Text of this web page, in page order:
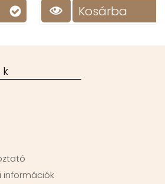
információk